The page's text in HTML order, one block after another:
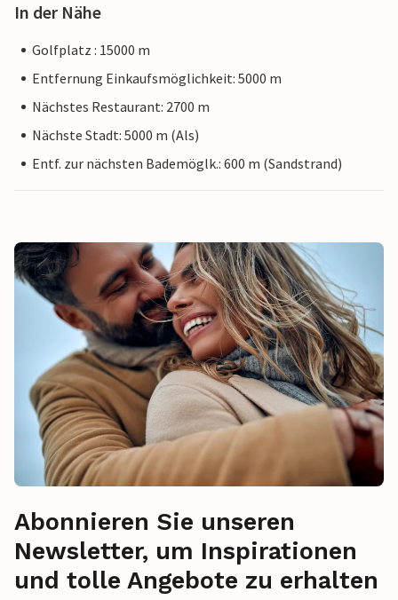
In der Nähe
Golfplatz : 15000 m
Entfernung Einkaufsmöglichkeit: 5000 m
Nächstes Restaurant: 2700 m
Nächste Stadt: 5000 m (Als)
Entf. zur nächsten Bademöglk.: 600 m (Sandstrand)
Abonnieren Sie unseren
Newsletter, um Inspirationen
und tolle Angebote zu erhalten